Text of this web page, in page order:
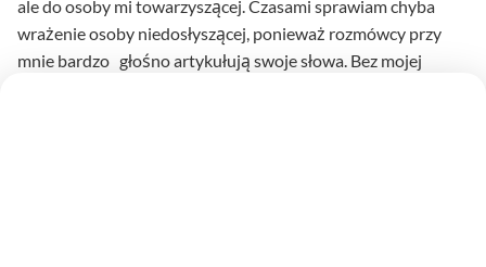
ale do osoby mi towarzyszącej. Czasami sprawiam chyba
wrażenie osoby niedosłyszącej, ponieważ rozmówcy przy
mnie bardzo głośno artykułują swoje słowa. Bez mojej